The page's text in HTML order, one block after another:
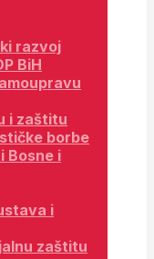
razvoj
BiH
i zaštitu
borbe
Bosne i
i
zaštitu